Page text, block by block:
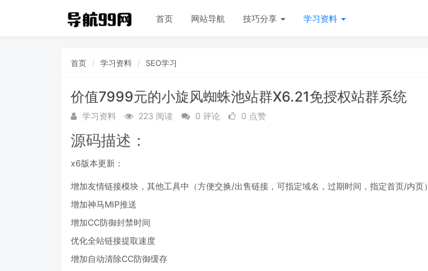
首页 网站导航 技巧分享 学习资料
首页 学习资料 SEO学习
价值7999元的小旋风蜘蛛池站群X6.21免授权站群系统
学习资料 223 阅读 0 评论 0 点赞
源码描述：
x6版本更新：
增加友情链接模块，其他工具中（方便交换/出售链接，可指定域名，过期时间，指定首页/内页）
增加神马MIP推送
增加CC防御封禁时间
优化全站链接提取速度
增加自动清除CC防御缓存